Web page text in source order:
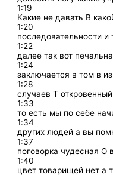
1:19
Какие не давать В
1:20
последовательности и
1:22
далее так вот
1:24
заключается в том в из
1:28
случаев Т
1:33
то есть мы по себе
1:34
других людей а вы
1:37
поговорка чудесная О
1:40
цвет товарищей нет а